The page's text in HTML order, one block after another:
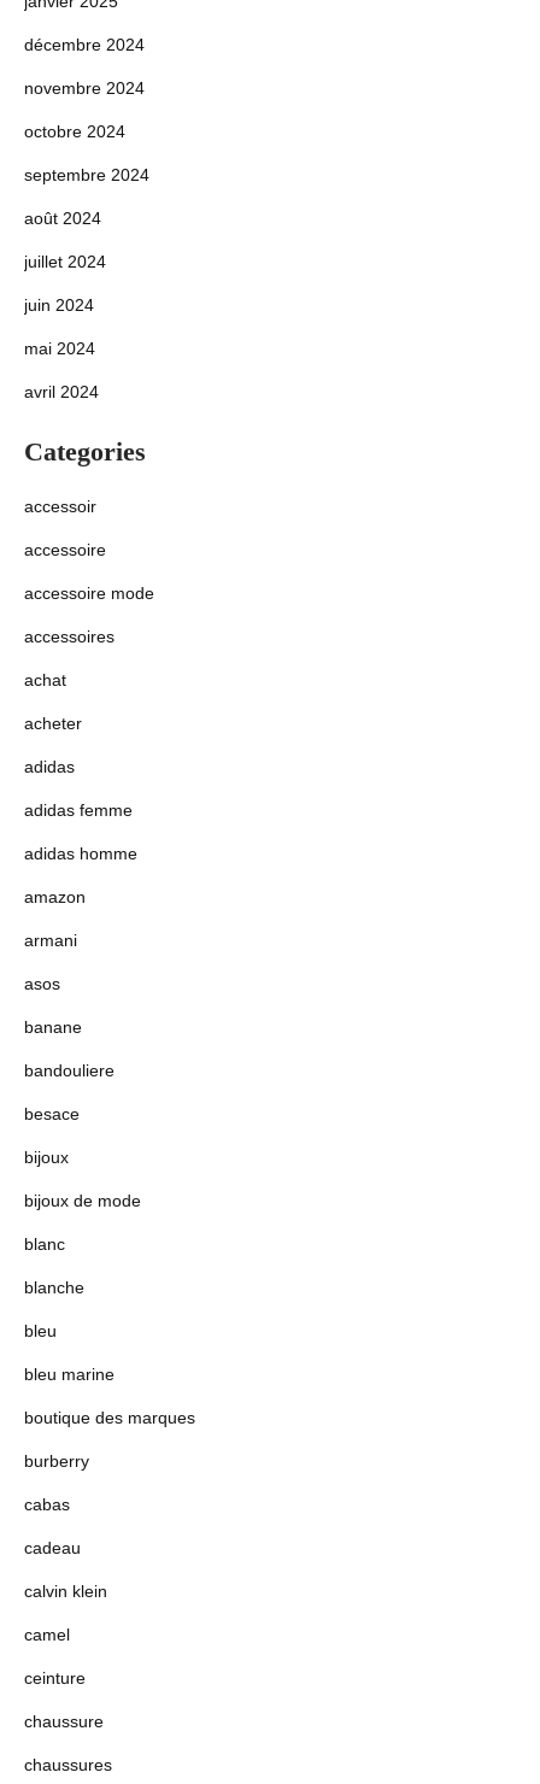
décembre 2024
novembre 2024
octobre 2024
septembre 2024
août 2024
juillet 2024
juin 2024
mai 2024
avril 2024
Categories
accessoir
accessoire
accessoire mode
accessoires
achat
acheter
adidas
adidas femme
adidas homme
amazon
armani
asos
banane
bandouliere
besace
bijoux
bijoux de mode
blanc
blanche
bleu
bleu marine
boutique des marques
burberry
cabas
cadeau
calvin klein
camel
ceinture
chaussure
chaussures